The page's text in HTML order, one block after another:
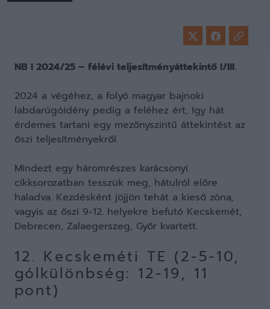
NB I 2024/25 – félévi teljesítményáttekintő I/III.
2024 a végéhez, a folyó magyar bajnoki
labdarúgóidény pedig a feléhez ért, így hát
érdemes tartani egy mezőnyszintű áttekintést az
őszi teljesítményekről.
Mindezt egy háromrészes karácsonyi
cikksorozatban tesszük meg, hátulról előre
haladva. Kezdésként jöjjön tehát a kieső zóna,
vagyis az őszi 9-12. helyekre befutó Kecskemét,
Debrecen, Zalaegerszeg, Győr kvartett.
12. Kecskeméti TE (2-5-10,
gólkülönbség: 12-19, 11
pont)